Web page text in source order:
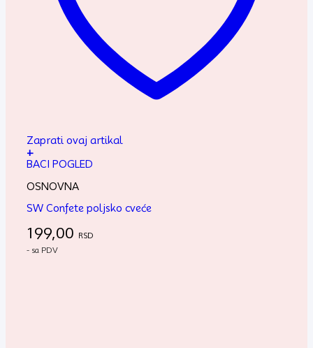
Zaprati ovaj artikal
+
BACI POGLED
OSNOVNA
SW Confete poljsko cveće
199,00 RSD
- sa PDV